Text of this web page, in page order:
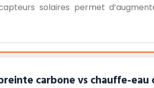
solaires permet
carbone vs chauffe-